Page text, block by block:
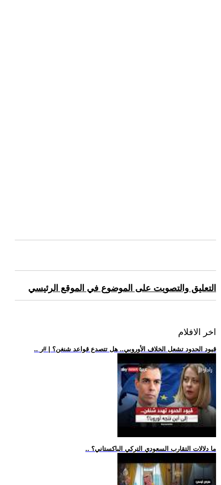
التعليق والتصويت على الموضوع في الموقع الرئيسي
اخر الافلام
.. قيود الحدود تشعل الخلاف الأوروبي.. هل تتصدع قواعد شنغن؟ | #ر
.. ما دلالات التقارب السعودي التركي الباكستاني؟